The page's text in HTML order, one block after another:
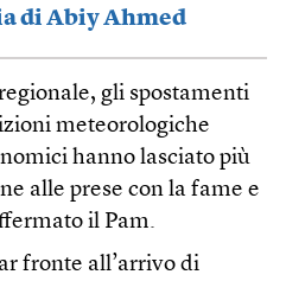
di Abiy Ahmed
gli spostamenti
meteorologiche
hanno lasciato più
alle prese con la fame e
il Pam.
fronte all’arrivo di